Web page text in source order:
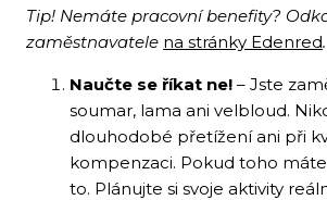
Tip! Nemáte pracovní benefity?
zaměstnavatele na stránky Edenred.
Naučte se říkat ne! – Jste
soumar, lama ani velbloud.
dlouhodobé přetížení ani při
kompenzaci. Pokud toho
to. Plánujte si svoje aktivity